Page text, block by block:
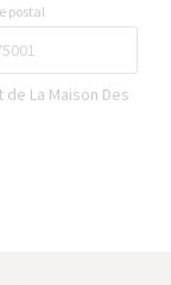
postal
La Maison Des